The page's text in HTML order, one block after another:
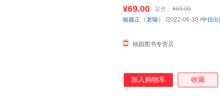
¥69.00 定价： ¥69.00
锦园图书专营店
喻颖正 （老喻） /2022-06-30 /中信
加入购物车 收藏